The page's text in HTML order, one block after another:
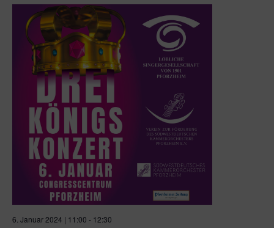
6. Januar 2024 | 11:00 - 12:30